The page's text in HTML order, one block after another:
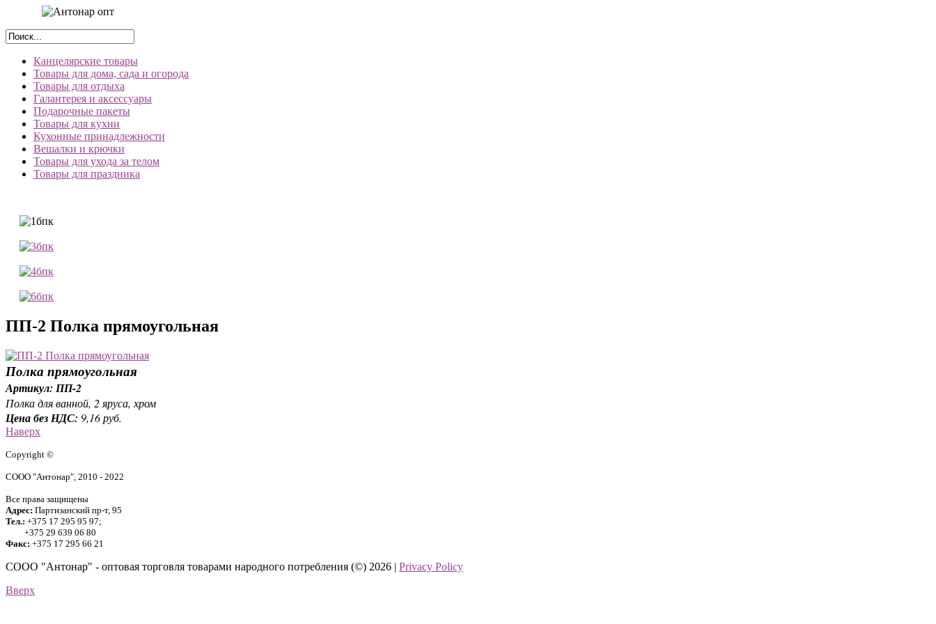
Канцелярские товары
Товары для дома, сада и огорода
Товары для отдыха
Галантерея и аксессуары
Подарочные пакеты
Товары для кухни
Кухонные принадлежности
Вешалки и крючки
Товары для ухода за телом
Товары для праздника
ПП-2 Полка прямоугольная
Полка прямоугольная
Артикул: ПП-2
Полка для ванной, 2 яруса, хром
Цена без НДС: 9,16 руб.
Наверх
Copyright ©
СООО "Антонар", 2010 - 2022
Все права защищены
Адрес: Партизанский пр-т, 95
Тел.: +375 17 295 95 97;
+375 29 639 06 80
Факс: +375 17 295 66 21
СООО "Антонар" - оптовая торговля товарами народного потребления (©) 2026 | Privacy Policy
Вверх